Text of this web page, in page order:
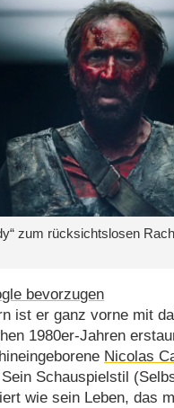
zum rücksichtslosen
bevorzugen
ist er ganz vorne mit
1980er-Jahren
Nicolas
Schauspielstil
wie sein Leben, das